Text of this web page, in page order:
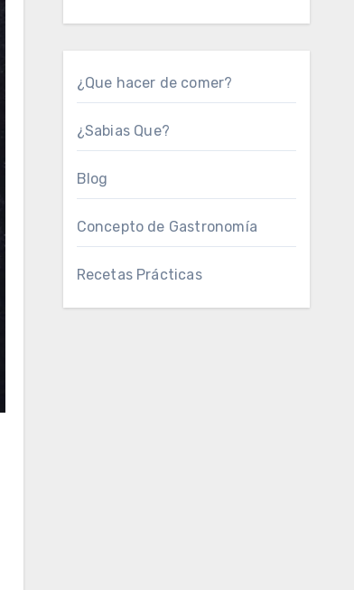
¿Que hacer de comer?
¿Sabias Que?
Blog
Concepto de Gastronomía
Recetas Prácticas